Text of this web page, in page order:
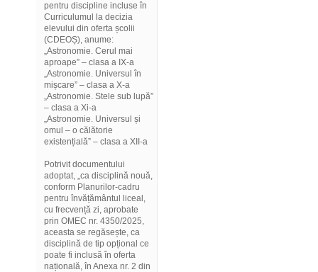
pentru discipline incluse în
Curriculumul la decizia
elevului din oferta școlii
(CDEOȘ), anume:
„Astronomie. Cerul mai
aproape” – clasa a IX-a
„Astronomie. Universul în
mișcare” – clasa a X-a
„Astronomie. Stele sub lupă”
– clasa a Xi-a
„Astronomie. Universul și
omul – o călătorie
existențială” – clasa a XII-a
Potrivit documentului
adoptat, „ca disciplină nouă,
conform Planurilor-cadru
pentru învățământul liceal,
cu frecvență zi, aprobate
prin OMEC nr. 4350/2025,
aceasta se regăsește, ca
disciplină de tip opțional ce
poate fi inclusă în oferta
națională, în Anexa nr. 2 din